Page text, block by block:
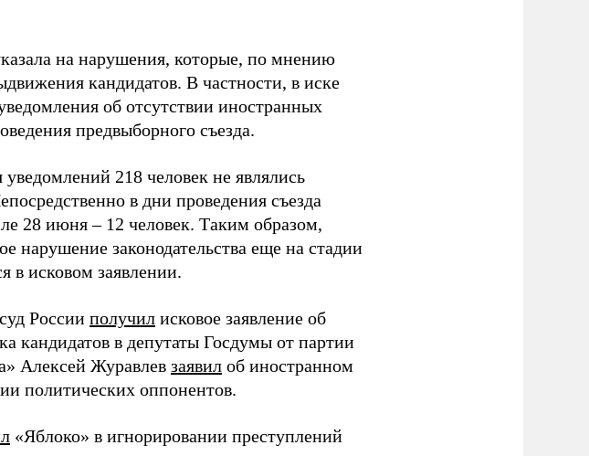
на нарушения, которые, по мнению
кандидатов. В частности, в иске
об отсутствии иностранных
предвыборного съезда.
218 человек не являлись
в дни проведения съезда
28 июня – 12 человек. Таким образом,
нарушение законодательства еще на стадии
в исковом заявлении.
России получил исковое заявление об
кандидатов в депутаты Госдумы от партии
Алексей Журавлев заявил об иностранном
политических оппонентов.
«Яблоко» в игнорировании преступлений